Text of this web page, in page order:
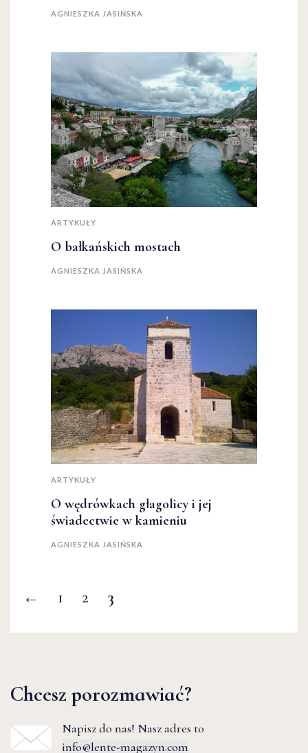
AGNIESZKA JASIŃSKA
ARTYKUŁY
O bałkańskich mostach
AGNIESZKA JASIŃSKA
ARTYKUŁY
O wędrówkach głagolicy i jej
świadectwie w kamieniu
AGNIESZKA JASIŃSKA
← 1 2 3
Chcesz porozmawiać?
Napisz do nas! Nasz adres to
info@lente-magazyn.com